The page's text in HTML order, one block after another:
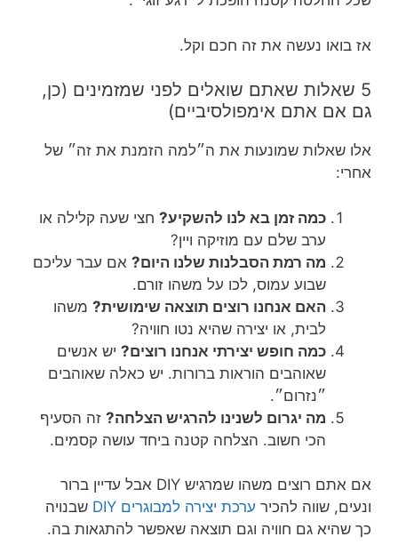
אז בואו נעשה את זה חכם וקל.
5 שאלות שאתם שואלים לפני שמזמינים (כן,
גם אם אתם אימפולסיביים)
אלו שאלות שמונעות את ה״למה הזמנת את זה״ של
אחרי:
כמה זמן בא לנו להשקיע? חצי שעה קלילה או
ערב שלם עם מוזיקה ויין?
מה רמת הסבלנות שלנו היום? אם עבר עליכם
שבוע עמוס, לכו על משהו זורם.
האם אנחנו רוצים תוצאה שימושית? משהו
לבית, או יצירה שהיא נטו חוויה?
כמה חופש יצירתי אנחנו רוצים? יש אנשים
שאוהבים הוראות ברורות. יש כאלה שאוהבים
״נזרום״.
מה יגרום לשנינו להרגיש הצלחה? זה הסעיף
הכי חשוב. הצלחה קטנה ביחד עושה קסמים.
אם אתם רוצים משהו שמרגיש DIY אבל עדיין ברור
ונעים, שווה להכיר ערכת יצירה למבוגרים DIY
שבנויה
כך שהיא גם חוויה וגם תוצאה שאפשר להתגאות בה.